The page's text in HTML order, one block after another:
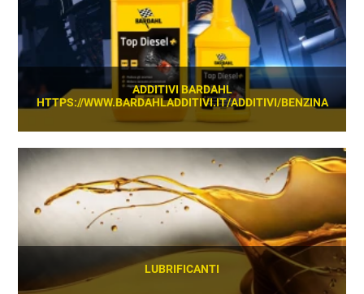
ADDITIVI BARDAHL
HTTPS://WWW.BARDAHLADDITIVI.IT/ADDITIVI/BENZINA
SCOPRI
LUBRIFICANTI